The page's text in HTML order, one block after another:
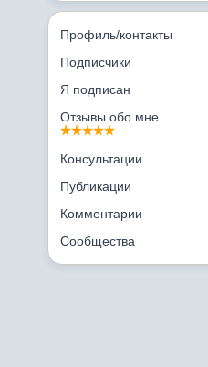
Профиль/контакты
Подписчики
Я подписан
Отзывы обо мне
Консультации
Публикации
Комментарии
Сообщества